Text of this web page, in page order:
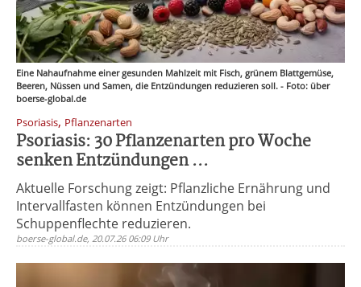
Eine Nahaufnahme einer gesunden Mahlzeit mit Fisch, grünem Blattgemüse,
Beeren, Nüssen und Samen, die Entzündungen reduzieren soll. - Foto: über
boerse-global.de
Psoriasis, Pflanzenarten
Psoriasis: 30 Pflanzenarten pro Woche
senken Entzündungen ...
Aktuelle Forschung zeigt: Pflanzliche Ernährung und
Intervallfasten können Entzündungen bei
Schuppenflechte reduzieren.
boerse-global.de, 20.07.26 06:09 Uhr